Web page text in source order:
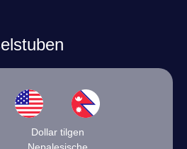
Dollar tilgen